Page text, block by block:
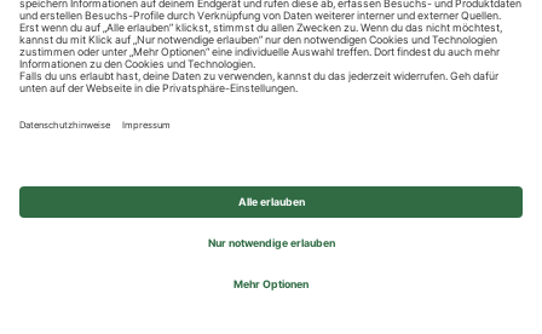
Impressum
Privatsphäre-Einstellungen
© 2026 REWE Group - All rights reserved